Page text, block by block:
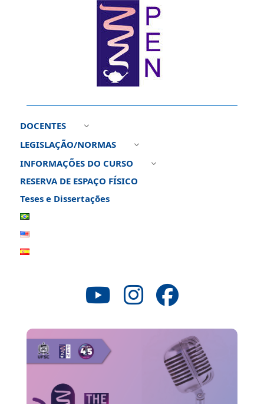
DOCENTES 3
LEGISLAÇÃO/NORMAS 3
INFORMAÇÕES DO CURSO 3
RESERVA DE ESPAÇO FÍSICO
Teses e Dissertações